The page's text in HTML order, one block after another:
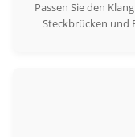
Passen Sie den
Steckbrücken und